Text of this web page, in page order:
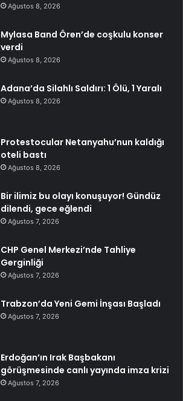
Ağustos 8, 2026
Mylasa Band Ören’de coşkulu konser
verdi
Ağustos 8, 2026
Adana’da Silahlı Saldırı: 1 Ölü, 1 Yaralı
Ağustos 8, 2026
Protestocular Netanyahu’nun kaldığı
oteli bastı
Ağustos 8, 2026
Bir ilimiz bu olayı konuşuyor! Gündüz
dilendi, gece eğlendi
Ağustos 7, 2026
CHP Genel Merkezi’nde Tahliye
Gerginliği
Ağustos 7, 2026
Trabzon’da Yeni Gemi İnşası Başladı
Ağustos 7, 2026
Erdoğan’ın Irak Başbakanı
görüşmesinde canlı yayında imza krizi
Ağustos 7, 2026